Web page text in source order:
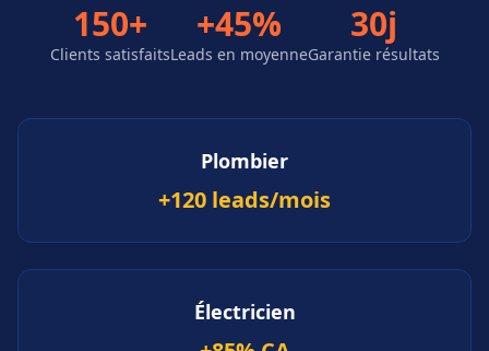
150+
Clients satisfaits
+45%
Leads en moyenne
30j
Garantie résultats
Plombier
+120 leads/mois
Électricien